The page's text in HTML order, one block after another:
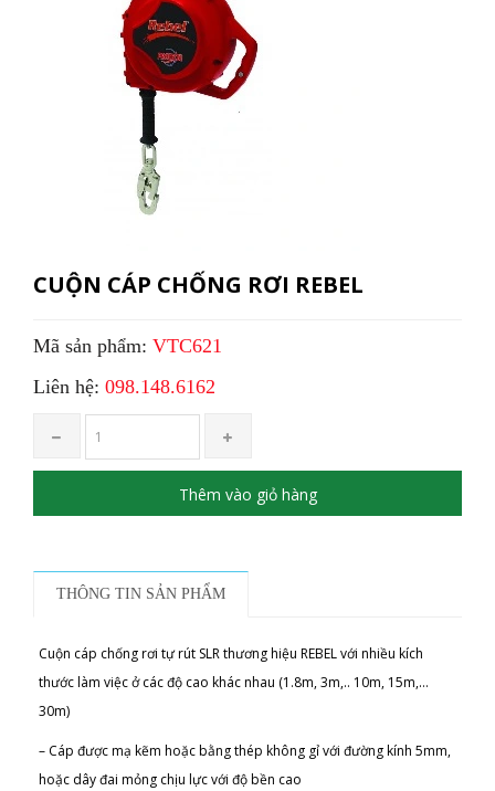
CUỘN CÁP CHỐNG RƠI REBEL
Mã sản phẩm: VTC621
Liên hệ: 098.148.6162
Thêm vào giỏ hàng
THÔNG TIN SẢN PHẨM
Cuộn cáp chống rơi tự rút SLR thương hiệu REBEL với nhiều kích
thước làm việc ở các độ cao khác nhau (1.8m, 3m,.. 10m, 15m,…
30m)
– Cáp được mạ kẽm hoặc bằng thép không gỉ với đường kính 5mm,
hoặc dây đai mỏng chịu lực với độ bền cao